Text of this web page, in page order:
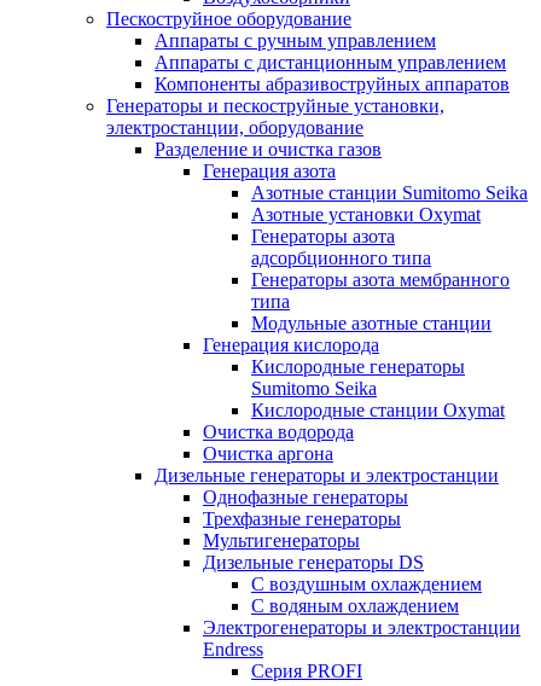
Пескоструйное оборудование
Аппараты с ручным управлением
Аппараты с дистанционным управлением
Компоненты абразивоструйных аппаратов
Генераторы и пескоструйные установки,
электростанции, оборудование
Разделение и очистка газов
Генерация азота
Азотные станции Sumitomo Seika
Азотные установки Oxymat
Генераторы азота
адсорбционного типа
Генераторы азота мембранного
типа
Модульные азотные станции
Генерация кислорода
Кислородные генераторы
Sumitomo Seika
Кислородные станции Oxymat
Очистка водорода
Очистка аргона
Дизельные генераторы и электростанции
Однофазные генераторы
Трехфазные генераторы
Мультигенераторы
Дизельные генераторы DS
С воздушным охлаждением
С водяным охлаждением
Электрогенераторы и электростанции
Endress
Серия PROFI